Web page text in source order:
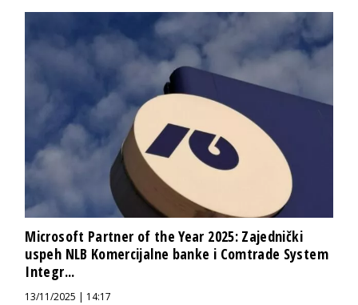
Microsoft Partner of the Year 2025: Zajednički
uspeh NLB Komercijalne banke i Comtrade System
Integr...
13/11/2025 | 14:17